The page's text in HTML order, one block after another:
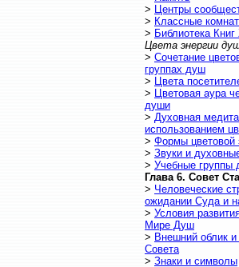
> Центры
> Классные
> Библиотека
Цвета энергии
> Сочетание
группах душ
> Цвета
> Цветовая аура
души
> Духовная
использованием
> Формы цветовой
> Звуки и
> Учебные группы
Глава 6. Совет
> Человеческие
ожидании Суда и
> Условия
Мире Душ
> Внешний облик и
Совета
> Знаки и символы